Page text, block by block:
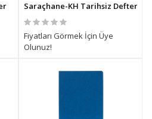
Saraçhane-KH Tarihsiz Defter
Fiyatları Görmek İçin Üye
Olunuz!